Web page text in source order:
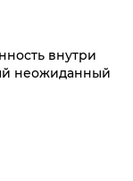
внутри
неожиданный